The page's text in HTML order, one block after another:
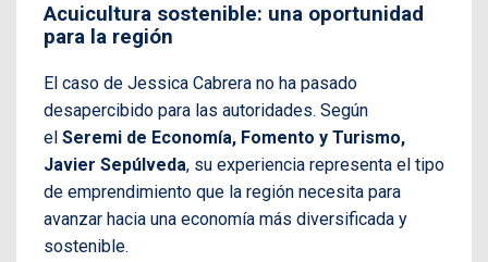
Acuicultura sostenible: una oportunidad
para la región
El caso de Jessica Cabrera no ha pasado
desapercibido para las autoridades. Según
el Seremi de Economía, Fomento y Turismo,
Javier Sepúlveda, su experiencia representa el tipo
de emprendimiento que la región necesita para
avanzar hacia una economía más diversificada y
sostenible.